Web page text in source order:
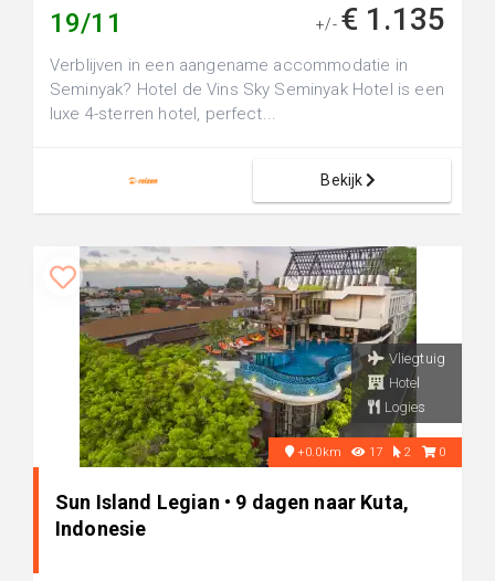
19/11 +/- € 1.135
Verblijven in een aangename accommodatie in
Seminyak? Hotel de Vins Sky Seminyak Hotel is een
luxe 4-sterren hotel, perfect...
Bekijk
Vliegtuig
Hotel
Logies
+0.0km 17 2 0
Sun Island Legian • 9 dagen naar Kuta,
Indonesie